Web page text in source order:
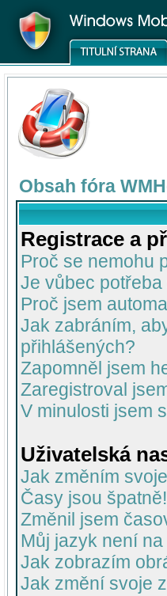
Obsah fóra
Registrace a
Proč se nemohu
Je vůbec
Proč jsem
Jak zabráním,
přihlášených?
Zapomněl jsem
Zaregistroval
V minulosti jsem
Uživatelská
Jak změním
Časy jsou špatně!
Změnil jsem
Můj jazyk není
Jak zobrazím
Jak změní svoje